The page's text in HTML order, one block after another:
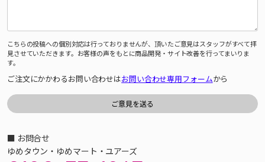
こちらの投稿への個別対応は行っておりませんが、頂いたご意見はスタッフがすべて拝
見させていただきます。お客様の声をもとに商品開発・サイト改善を行ってまいりま
す。
ご注文にかかわるお問い合わせはお問い合わせ専用フォームから
■ お問合せ
ゆめタウン・ゆめマート・ユアーズ